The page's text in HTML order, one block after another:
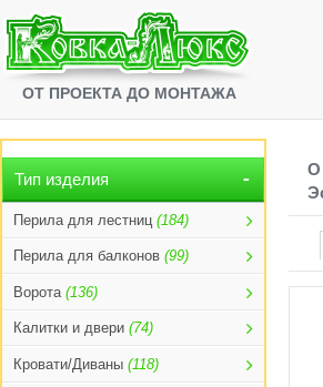
ОТ ПРОЕКТА ДО МОНТАЖА
Тип изделия
Перила для лестниц (184)
Перила для балконов (99)
Ворота (136)
Калитки и двери (74)
Кровати/Диваны (118)
О